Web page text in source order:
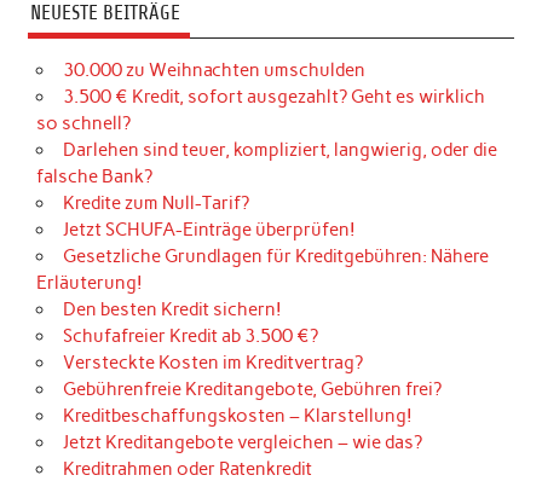
NEUESTE BEITRÄGE
30.000 zu Weihnachten umschulden
3.500 € Kredit, sofort ausgezahlt? Geht es wirklich
so schnell?
Darlehen sind teuer, kompliziert, langwierig, oder die
falsche Bank?
Kredite zum Null-Tarif?
Jetzt SCHUFA-Einträge überprüfen!
Gesetzliche Grundlagen für Kreditgebühren: Nähere
Erläuterung!
Den besten Kredit sichern!
Schufafreier Kredit ab 3.500 €?
Versteckte Kosten im Kreditvertrag?
Gebührenfreie Kreditangebote, Gebühren frei?
Kreditbeschaffungskosten – Klarstellung!
Jetzt Kreditangebote vergleichen – wie das?
Kreditrahmen oder Ratenkredit